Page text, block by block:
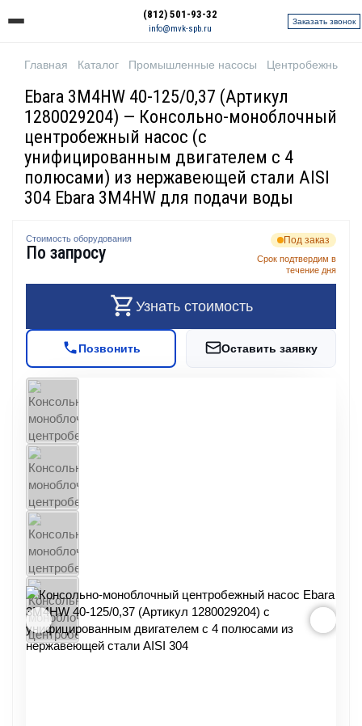
(812) 501-93-32
info@mvk-spb.ru
Заказать звонок
Главная Каталог Промышленные насосы Центробежные
Ebara 3M4HW 40-125/0,37 (Артикул
1280029204) — Консольно-моноблочный
центробежный насос (с
унифицированным двигателем с 4
полюсами) из нержавеющей стали AISI
304 Ebara 3M4HW для подачи воды
Стоимость оборудования
По запросу
Под заказ
Срок подтвердим в
течение дня
Узнать стоимость
Позвонить Оставить заявку